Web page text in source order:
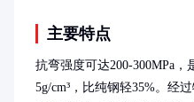
主要特点
抗弯强度可达200-300MPa
5g/cm³，比纯钢轻35%。经